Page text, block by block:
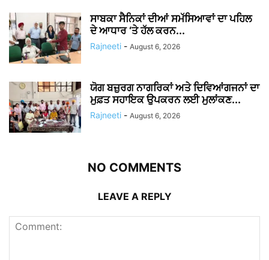
ਸਾਬਕਾ ਸੈਨਿਕਾਂ ਦੀਆਂ ਸਮੱਸਿਆਵਾਂ ਦਾ ਪਹਿਲ
ਦੇ ਆਧਾਰ ‘ਤੇ ਹੱਲ ਕਰਨ...
Rajneeti - August 6, 2026
ਯੋਗ ਬਜ਼ੁਰਗ ਨਾਗਰਿਕਾਂ ਅਤੇ ਦਿਵਿਆਂਗਜਨਾਂ ਦਾ
ਮੁਫ਼ਤ ਸਹਾਇਕ ਉਪਕਰਨ ਲਈ ਮੁਲਾਂਕਣ...
Rajneeti - August 6, 2026
NO COMMENTS
LEAVE A REPLY